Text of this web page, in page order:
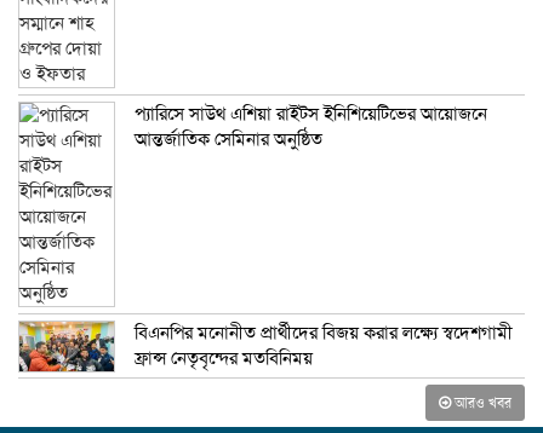
প্যারিসে সাউথ এশিয়া রাইটস ইনিশিয়েটিভের আয়োজনে
আন্তর্জাতিক সেমিনার অনুষ্ঠিত
বিএনপির মনোনীত প্রার্থীদের বিজয় করার লক্ষ্যে স্বদেশগামী
ফ্রান্স নেতৃবৃন্দের মতবিনিময়
আরও খবর